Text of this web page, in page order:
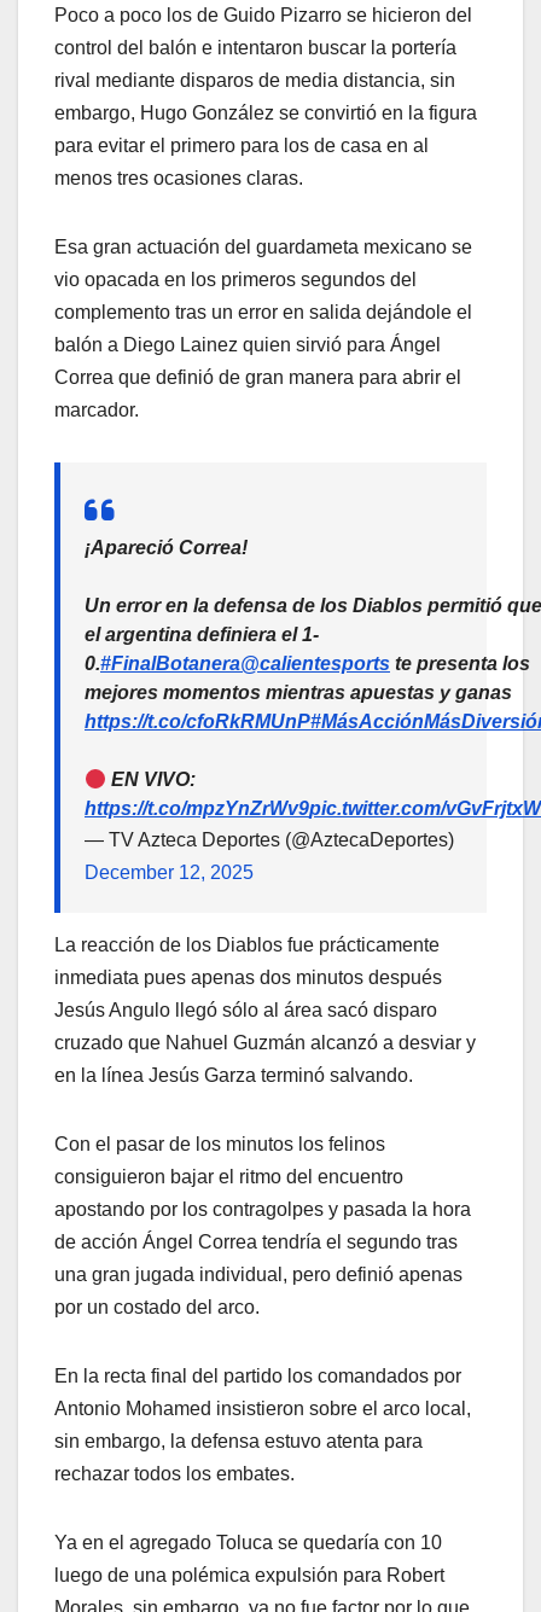
Poco a poco los de Guido Pizarro se hicieron del
control del balón e intentaron buscar la portería
rival mediante disparos de media distancia, sin
embargo, Hugo González se convirtió en la figura
para evitar el primero para los de casa en al
menos tres ocasiones claras.
Esa gran actuación del guardameta mexicano se
vio opacada en los primeros segundos del
complemento tras un error en salida dejándole el
balón a Diego Lainez quien sirvió para Ángel
Correa que definió de gran manera para abrir el
marcador.
¡Apareció Correa!
Un error en la defensa de los Diablos permitió que
el argentina definiera el 1-
0.#FinalBotanera@calientesports te presenta los
mejores momentos mientras apuestas y ganas
https://t.co/cfoRkRMUnP
EN VIVO:
https://t.co/mpzYnZrWv9pic.twitter.com/
— TV Azteca Deportes (@AztecaDeportes)
December 12, 2025
La reacción de los Diablos fue prácticamente
inmediata pues apenas dos minutos después
Jesús Angulo llegó sólo al área sacó disparo
cruzado que Nahuel Guzmán alcanzó a desviar y
en la línea Jesús Garza terminó salvando.
Con el pasar de los minutos los felinos
consiguieron bajar el ritmo del encuentro
apostando por los contragolpes y pasada la hora
de acción Ángel Correa tendría el segundo tras
una gran jugada individual, pero definió apenas
por un costado del arco.
En la recta final del partido los comandados por
Antonio Mohamed insistieron sobre el arco local,
sin embargo, la defensa estuvo atenta para
rechazar todos los embates.
Ya en el agregado Toluca se quedaría con 10
luego de una polémica expulsión para Robert